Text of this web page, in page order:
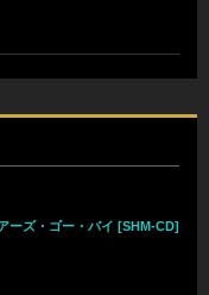
ーズ・ゴー・バイ [SHM-CD]